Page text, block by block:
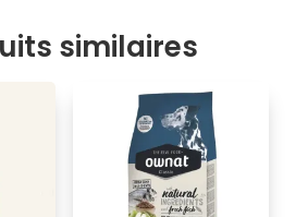
similaires